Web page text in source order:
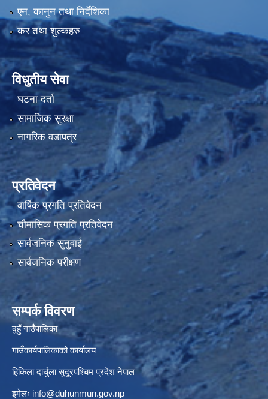
एन, कानुन तथा निर्देशिका
कर तथा शुल्कहरु
विधुतीय सेवा
घटना दर्ता
सामाजिक सुरक्षा
नागरिक वडापत्र
प्रतिवेदन
वार्षिक प्रगति प्रतिवेदन
चौमासिक प्रगति प्रतिवेदन
सार्वजनिक सुनुवाई
सार्वजनिक परीक्षण
सम्पर्क विवरण
दुहुँ गाउँपालिका
गाउँकार्यपालिकाको कार्यालय
हिकिला दार्चुला सुदूरपश्चिम प्रदेश नेपाल
इमेलः info@duhunmun.gov.np